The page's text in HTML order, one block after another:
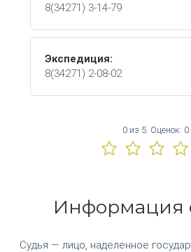
8(34271) 3-14-79
Экспедиция:
8(34271) 2-08-02
0 из 5. Оценок: 0
Информация
Судья — лицо, наделенное